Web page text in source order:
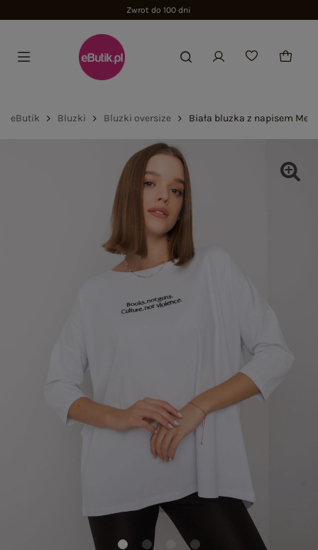
Zwrot do 100 dni
eButik Bluzki Bluzki oversize Biała bluzka z napisem